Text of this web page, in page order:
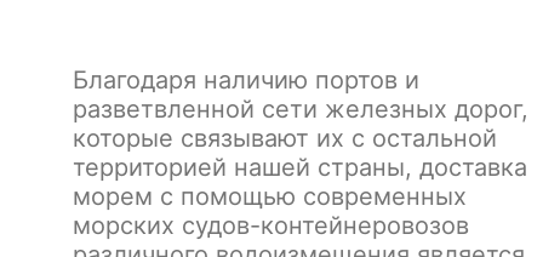
Благодаря наличию портов и
разветвленной сети железных дорог,
которые связывают их с остальной
территорией нашей страны, доставка
морем с помощью современных
морских судов-контейнеровозов